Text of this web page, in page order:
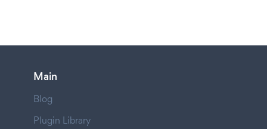
Main
Blog
Plugin Library